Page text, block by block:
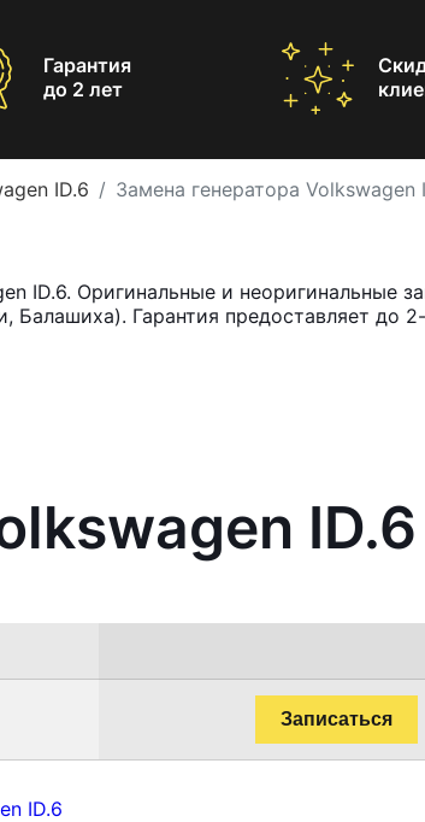
Гарантия
до 2 лет
ID.6 Замена генератора Volkswagen
ID.6. Оригинальные и неоригинальные
Гарантия предоставляет до
ID.6
Записаться
ID.6